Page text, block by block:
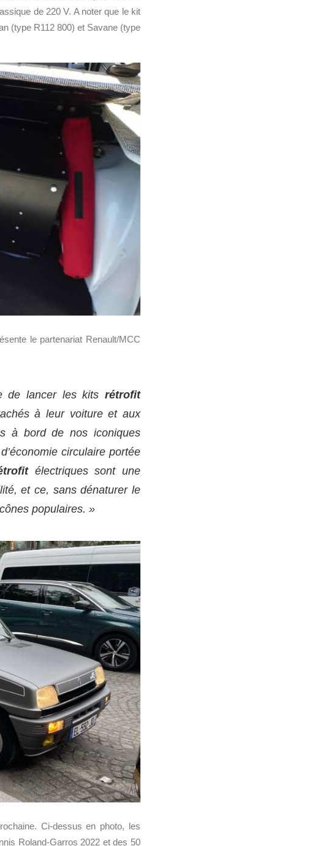
de 220 V. A noter que le kit
(type R112 800) et Savane (type
le partenariat Renault/MCC
de lancer les kits rétrofit
à leur voiture et aux
à bord de nos iconiques
circulaire portée
électriques sont une
et ce, sans dénaturer le
populaires. »
Ci-dessus en photo, les
Roland-Garros 2022 et des 50